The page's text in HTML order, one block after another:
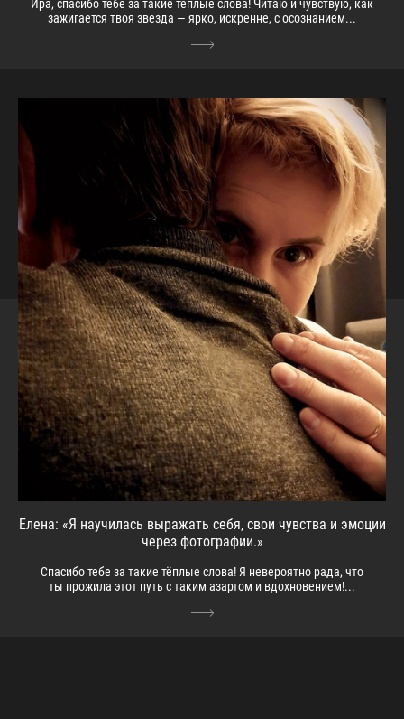
Ира, спасибо тебе за такие тёплые слова! Читаю и чувствую, как
зажигается твоя звезда — ярко, искренне, с осознанием...
Елена: «Я научилась выражать себя, свои чувства и эмоции
через фотографии.»
Спасибо тебе за такие тёплые слова! Я невероятно рада, что
ты прожила этот путь с таким азартом и вдохновением!...